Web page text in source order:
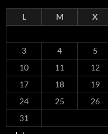
L M X
3
4 5
10
11 12
17
18 19
24
25 26
31